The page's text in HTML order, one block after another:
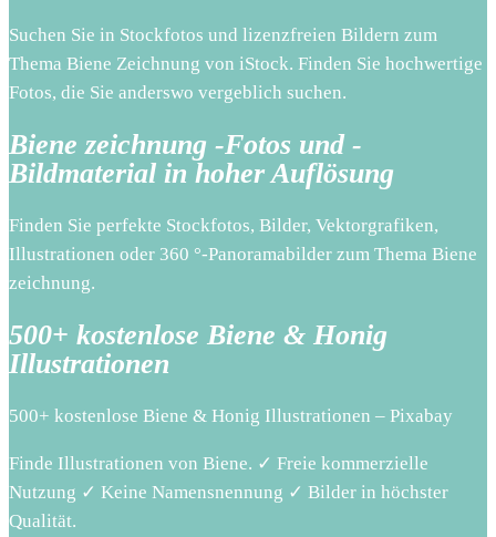
Suchen Sie in Stockfotos und lizenzfreien Bildern zum
Thema Biene Zeichnung von iStock. Finden Sie hochwertige
Fotos, die Sie anderswo vergeblich suchen.
Biene zeichnung -Fotos und -
Bildmaterial in hoher Auflösung
Finden Sie perfekte Stockfotos, Bilder, Vektorgrafiken,
Illustrationen oder 360 °-Panoramabilder zum Thema Biene
zeichnung.
500+ kostenlose Biene & Honig
Illustrationen
500+ kostenlose Biene & Honig Illustrationen – Pixabay
Finde Illustrationen von Biene. ✓ Freie kommerzielle
Nutzung ✓ Keine Namensnennung ✓ Bilder in höchster
Qualität.